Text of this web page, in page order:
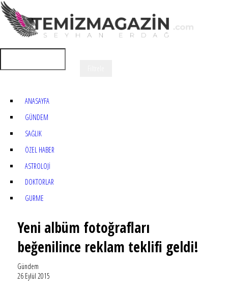
ANASAYFA
GÜNDEM
SAĞLIK
ÖZEL HABER
ASTROLOJİ
DOKTORLAR
GURME
Yeni albüm fotoğrafları
beğenilince reklam teklifi geldi!
Gündem
26 Eylül 2015